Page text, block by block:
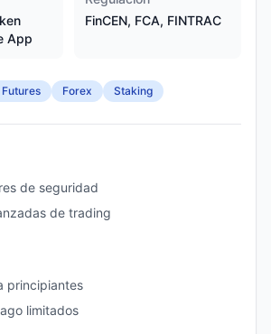
App
FinCEN, FCA, FINTRAC
Forex Staking
de seguridad
de trading
principiantes
limitados